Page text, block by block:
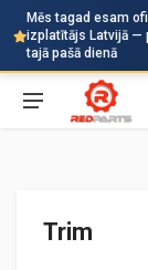
Mēs tagad esam
izplatītājs Latvijā —
tajā pašā dienā
Auto
Trim